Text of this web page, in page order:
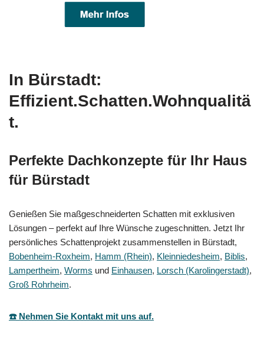
In Bürstadt:
Effizient.Schatten.Wohnqualitä
t.
Perfekte Dachkonzepte für Ihr Haus
für Bürstadt
Genießen Sie maßgeschneiderten Schatten mit exklusiven
Lösungen – perfekt auf Ihre Wünsche zugeschnitten. Jetzt Ihr
persönliches Schattenprojekt zusammenstellen in Bürstadt,
Bobenheim-Roxheim, Hamm (Rhein), Kleinniedesheim, Biblis,
Lampertheim, Worms und Einhausen, Lorsch (Karolingerstadt),
Groß Rohrheim.
☎️ Nehmen Sie Kontakt mit uns auf.